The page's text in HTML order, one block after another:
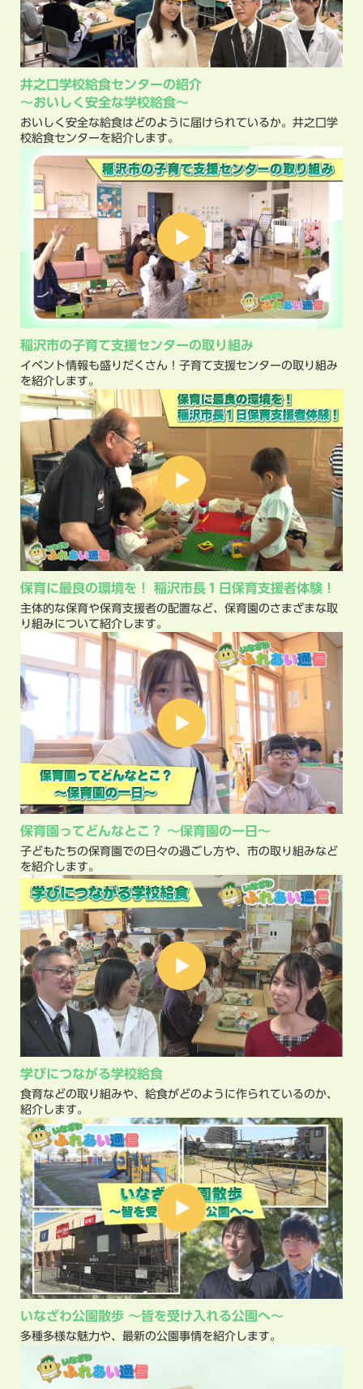
井之口学校給食センターの紹介
～おいしく安全な学校給食～
おいしく安全な給食はどのように届けられているか。井之口学
校給食センターを紹介します。
稲沢市の子育て支援センターの取り組み
イベント情報も盛りだくさん！子育て支援センターの取り組み
を紹介します。
保育に最良の環境を！ 稲沢市長１日保育支援者体験！
主体的な保育や保育支援者の配置など、保育園のさまざまな取
り組みについて紹介します。
保育園ってどんなとこ？ ～保育園の一日～
子どもたちの保育園での日々の過ごし方や、市の取り組みなど
を紹介します。
学びにつながる学校給食
食育などの取り組みや、給食がどのように作られているのか、
紹介します。
いなざわ公園散歩 ～皆を受け入れる公園へ～
多種多様な魅力や、最新の公園事情を紹介します。